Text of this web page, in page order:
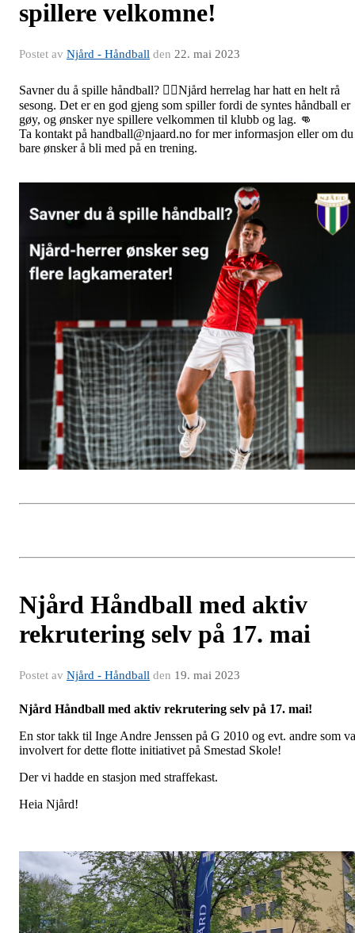
spillere velkomne!
Postet av Njård - Håndball den 22. mai 2023
Savner du å spille håndball? 🤾‍♂️Njård herrelag har hatt en helt rå
sesong. Det er en god gjeng som spiller fordi de syntes håndball er
gøy, og ønsker nye spillere velkommen til klubb og lag. 👊
Ta kontakt på handball@njaard.no for mer informasjon eller om du
bare ønsker å bli med på en trening.
Njård Håndball med aktiv
rekrutering selv på 17. mai
Postet av Njård - Håndball den 19. mai 2023
Njård Håndball med aktiv rekrutering selv på 17. mai!
En stor takk til Inge Andre Jenssen på G 2010 og evt. andre som
involvert for dette flotte initiativet på Smestad Skole!
Der vi hadde en stasjon med straffekast.
Heia Njård!